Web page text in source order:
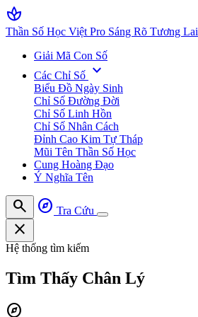
spa
Thần Số Học Việt Pro Sáng Rõ Tương Lai
Giải Mã Con Số
Các Chỉ Số expand_more
Biểu Đồ Ngày Sinh
Chỉ Số Đường Đời
Chỉ Số Linh Hồn
Chỉ Số Nhân Cách
Đỉnh Cao Kim Tự Tháp
Mũi Tên Thần Số Học
Cung Hoàng Đạo
Ý Nghĩa Tên
search explore Tra Cứu
close
Hệ thống tìm kiếm
Tìm Thấy Chân Lý
explore